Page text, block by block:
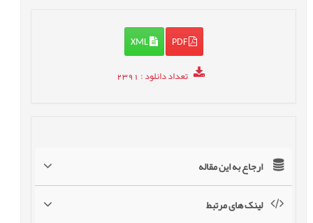
PDF
XML
تعداد دانلود: 2391
ارجاع به این مقاله
لینک های مرتبط